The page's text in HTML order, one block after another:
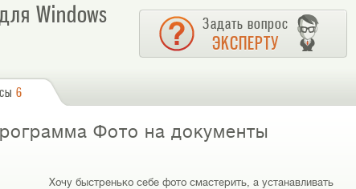
Windows Задать вопрос
ЭКСПЕРТУ
6
Фото на документы
Хочу быстренько себе фото смастерить, а устанавливать